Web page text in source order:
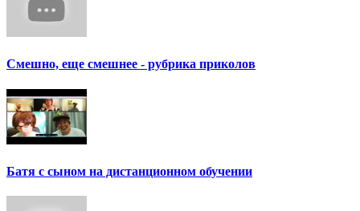
Смешно, еще смешнее - рубрика приколов
Батя с сыном на дистанционном обучении